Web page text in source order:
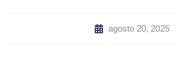
agosto 20, 2025